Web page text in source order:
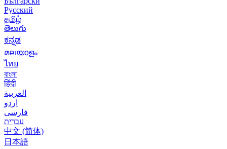
Русский
தமிழ்
తెలుగు
ಕನ್ನಡ
മലയാളം
ไทย
বাংলা
हिंदी
العربية
اردو
فارسی
עִברִית
中文 (简体)
日本語